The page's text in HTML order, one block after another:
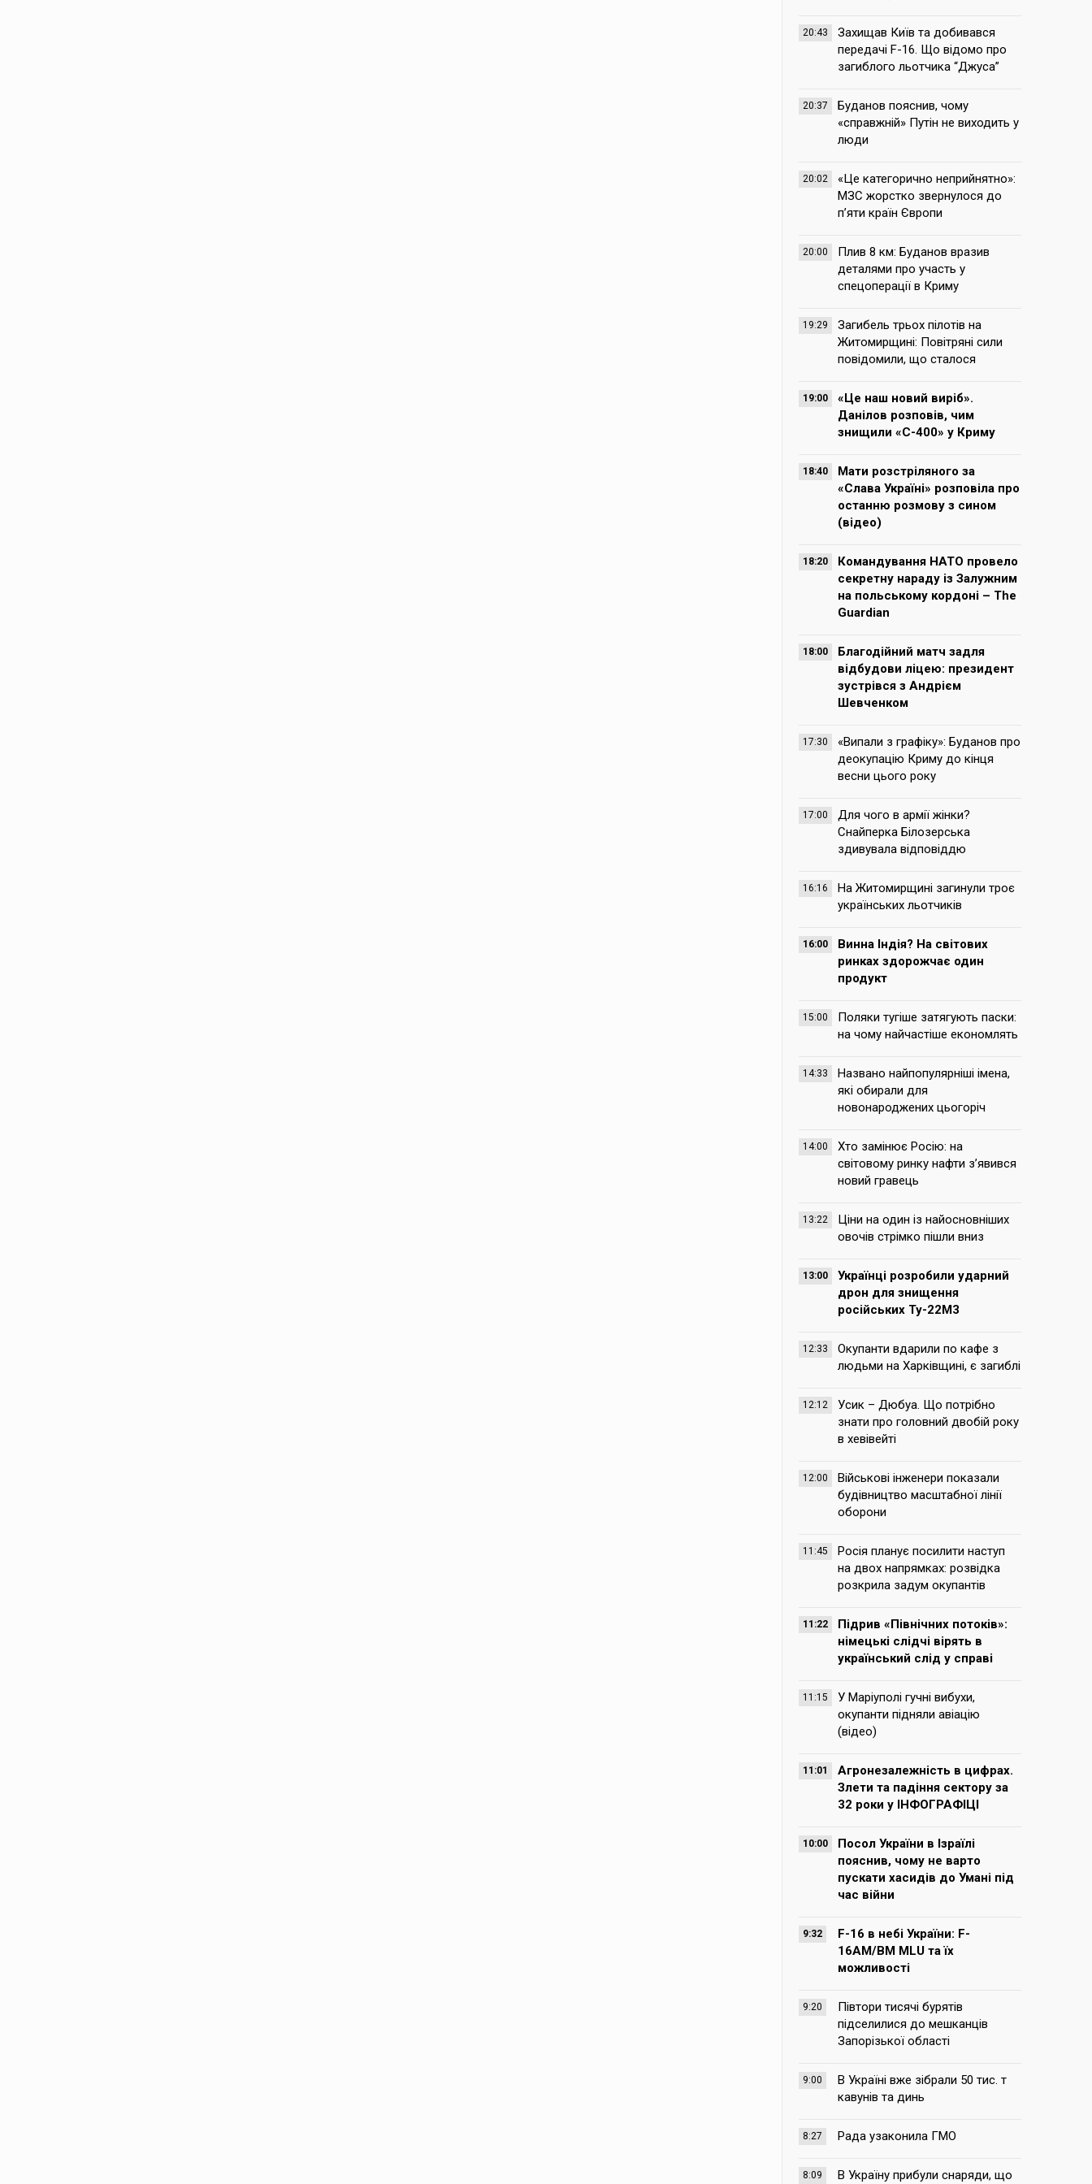
20:43
Захищав Київ та добивався
передачі F-16. Що відомо про
загиблого льотчика “Джуса”
20:37
Буданов пояснив, чому
«справжній» Путін не виходить у
люди
20:02
«Це категорично неприйнятно»:
МЗС жорстко звернулося до
п’яти країн Європи
20:00
Плив 8 км: Буданов вразив
деталями про участь у
спецоперації в Криму
19:29
Загибель трьох пілотів на
Житомирщині: Повітряні сили
повідомили, що сталося
19:00
«Це наш новий виріб».
Данілов розповів, чим
знищили «С-400» у Криму
18:40
Мати розстріляного за
«Слава Україні» розповіла про
останню розмову з сином
(відео)
18:20
Командування НАТО провело
секретну нараду із Залужним
на польському кордоні – The
Guardian
18:00
Благодійний матч задля
відбудови ліцею: президент
зустрівся з Андрієм
Шевченком
17:30
«Випали з графіку»: Буданов про
деокупацію Криму до кінця
весни цього року
17:00
Для чого в армії жінки?
Снайперка Білозерська
здивувала відповіддю
16:16
На Житомирщині загинули троє
українських льотчиків
16:00
Винна Індія? На світових
ринках здорожчає один
продукт
15:00
Поляки тугіше затягують паски:
на чому найчастіше економлять
14:33
Названо найпопулярніші імена,
які обирали для
новонароджених цьогоріч
14:00
Хто замінює Росію: на
світовому ринку нафти з’явився
новий гравець
13:22
Ціни на один із найосновніших
овочів стрімко пішли вниз
13:00
Українці розробили ударний
дрон для знищення
російських Ту-22М3
12:33
Окупанти вдарили по кафе з
людьми на Харківщині, є загиблі
12:12
Усик – Дюбуа. Що потрібно
знати про головний двобій року
в хевівейті
12:00
Військові інженери показали
будівництво масштабної лінії
оборони
11:45
Росія планує посилити наступ
на двох напрямках: розвідка
розкрила задум окупантів
11:22
Підрив «Північних потоків»:
німецькі слідчі вірять в
український слід у справі
11:15
У Маріуполі гучні вибухи,
окупанти підняли авіацію
(відео)
11:01
Агронезалежність в цифрах.
Злети та падіння сектору за
32 роки у ІНФОГРАФІЦІ
10:00
Посол України в Ізраїлі
пояснив, чому не варто
пускати хасидів до Умані під
час війни
9:32
F-16 в небі України: F-
16AM/BM MLU та їх
можливості
9:20
Півтори тисячі бурятів
підселилися до мешканців
Запорізької області
9:00
В Україні вже зібрали 50 тис. т
кавунів та динь
8:27 Рада узаконила ГМО
8:09 В Україну прибули снаряди, що